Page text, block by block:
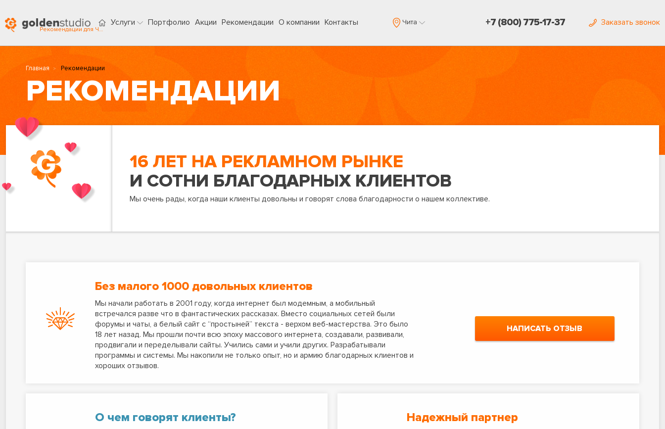
Рекомендации для Чита
Услуги Портфолио Акции Рекомендации О компании Контакты Чита +7 (800) 775-17-37 Заказать звонок
Главная Рекомендации
РЕКОМЕНДАЦИИ
16 ЛЕТ НА РЕКЛАМНОМ РЫНКЕ
И СОТНИ БЛАГОДАРНЫХ КЛИЕНТОВ
Мы очень рады, когда наши клиенты довольны и говорят слова благодарности о нашем коллективе.
Без малого 1000 довольных клиентов
Мы начали работать в 2001 году, когда интернет был модемным, а мобильный
встречался разве что в фантастических рассказах. Вместо социальных сетей были
форумы и чаты, а белый сайт с “простыней” текста - верхом веб-мастерства. Это было
18 лет назад. Мы прошли почти всю эпоху массового интернета, создавали, развивали,
продвигали и переделывали сайты. Учились сами и учили других. Разрабатывали
программы и системы. Мы накопили не только опыт, но и армию благодарных клиентов и
хороших отзывов.
НАПИСАТЬ ОТЗЫВ
О чем говорят клиенты? Надежный партнер